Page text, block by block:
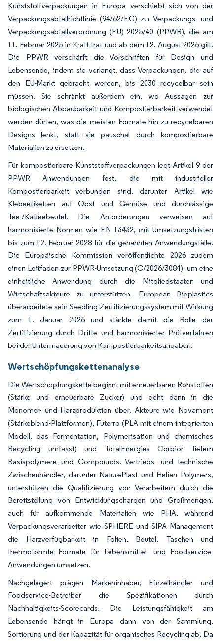
Kunststoffverpackungen in Europa verschiebt sich von der
Verpackungsabfallrichtlinie (94/62/EG) zur Verpackungs- und
Verpackungsabfallverordnung (EU) 2025/40 (PPWR), die am
11. Februar 2025 in Kraft trat und ab dem 12. August 2026 gilt.
Die PPWR verschärft die Vorschriften für Design und
Lebensende, indem sie verlangt, dass Verpackungen, die auf
den EU-Markt gebracht werden, bis 2030 recycelbar sein
müssen. Sie schränkt außerdem ein, wo Aussagen zur
biologischen Abbaubarkeit und Kompostierbarkeit verwendet
werden dürfen, was die meisten Formate hin zu recycelbaren
Designs lenkt, statt sie pauschal durch kompostierbare
Materialien zu ersetzen.
Für kompostierbare Kunststoffverpackungen legt Artikel 9 der
PPWR Anwendungen fest, die mit industrieller
Kompostierbarkeit verbunden sind, darunter Artikel wie
Klebeetiketten auf Obst und Gemüse und durchlässige
Tee-/Kaffeebeutel. Die Anforderungen verweisen auf
harmonisierte Normen wie EN 13432, mit Umsetzungsfristen
bis zum 12. Februar 2028 für die genannten Anwendungsfälle.
Die Europäische Kommission veröffentlichte 2026 zudem
einen Leitfaden zur PPWR-Umsetzung (C/2026/3084), um eine
einheitliche Anwendung durch die Mitgliedstaaten und
Wirtschaftsakteure zu unterstützen. European Bioplastics
überarbeitete sein Seedling-Zertifizierungssystem mit Wirkung
zum 1. Januar 2026 und stärkte damit die Rolle der
Zertifizierung durch Dritte und harmonisierter Prüfverfahren
bei der Untermauerung von Kompostierbarkeitsangaben.
Wertschöpfungskettenanalyse
Die Wertschöpfungskette beginnt mit erneuerbaren Rohstoffen
(Stärke und erneuerbare Zucker) und geht dann in die
Monomer- und Harzproduktion über. Akteure wie Novamont
(Stärkeblend-Plattformen), Futerro (PLA mit einem integrierten
Modell, das Fermentation, Polymerisation und chemisches
Recycling umfasst) und TotalEnergies Corbion liefern
Basispolymere und Compounds. Vertriebs- und technische
Zwischenhändler, darunter NaturePlast und Helian Polymers,
unterstützen die Qualifizierung von Verarbeitern durch die
Bereitstellung von Entwicklungschargen und Großmengen,
auch für aufkommende Materialien wie PHA, während
Verpackungsverarbeiter wie SPHERE und SIPA Management
die Harzverfügbarkeit in Folien, Beutel, Taschen und
thermoformte Formate für Lebensmittel- und Foodservice-
Anwendungen umsetzen.
Nachgelagert prägen Markeninhaber, Einzelhändler und
Foodservice-Betreiber die Spezifikationen durch
Nachhaltigkeits-Scorecards. Die Leistungsfähigkeit am
Lebensende hängt in Europa dann von der Sammlung,
Sortierung und der Kapazität für organisches Recycling ab. Da